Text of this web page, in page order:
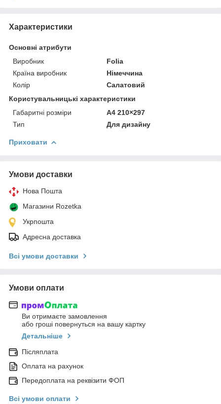
Характеристики
Основні атрибути
Виробник
Folia
Країна виробник
Німеччина
Колір
Салатовий
Користувальницькі характеристики
Габаритні розміри
A4 210×297
Тип
Для дизайну
Приховати
Умови доставки
Нова Пошта
Магазини Rozetka
Укрпошта
Адресна доставка
Всі умови доставки
Умови оплати
Ви отримаєте замовлення
або гроші повернуться на вашу картку
Детальніше
Післяплата
Оплата на рахунок
Передоплата на реквізити ФОП
Всі умови оплати